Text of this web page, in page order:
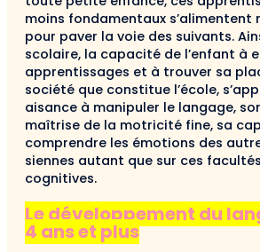
moins fondamentaux s’alimentent
pour paver la voie des suivants.
scolaire, la capacité de l’enfant à
apprentissages et à trouver sa
société que constitue l’école,
aisance à manipuler le langage,
maîtrise de la motricité fine, sa
comprendre les émotions des
siennes autant que sur ces
cognitives.
Le développement du
4 ans et plus